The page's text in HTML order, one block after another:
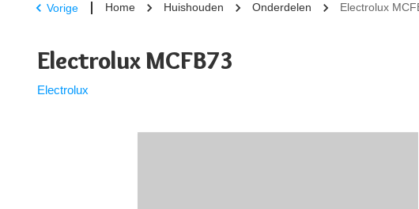
Vorige Home Huishouden Onderdelen Electrolux
Electrolux MCFB73
Electrolux